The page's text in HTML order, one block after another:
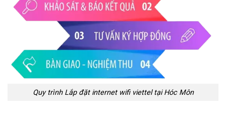
Quy trình Lắp đặt internet wifi viettel tại Hóc Môn